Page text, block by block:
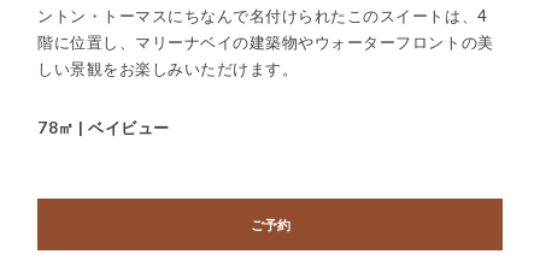
ントン・トーマスにちなんで名付けられたこのスイートは、4
階に位置し、マリーナベイの建築物やウォーターフロントの美
しい景観をお楽しみいただけます。
78㎡ | ベイビュー
ご予約